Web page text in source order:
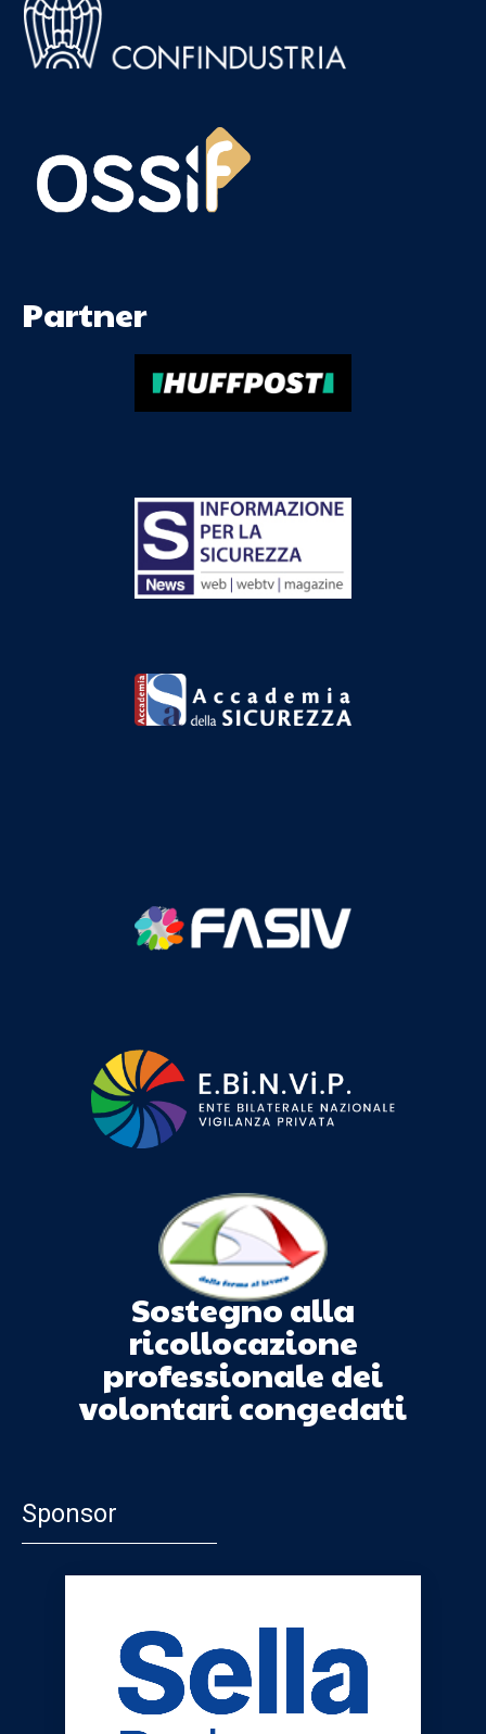
Partner
Sostegno alla
ricollocazione
professionale dei
volontari congedati
Sponsor